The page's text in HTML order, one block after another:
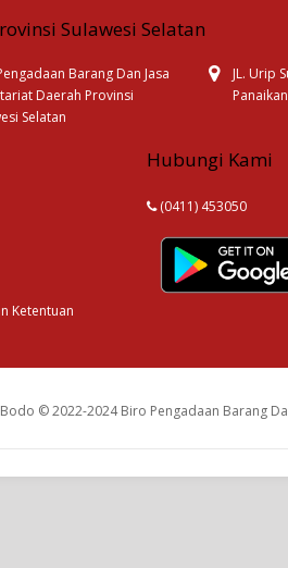
Sulawesi Selatan
Barang Dan Jasa
Daerah Provinsi
Selatan
JL. Urip
Ketentuan
Hubungi Kami
(0411) 453050
© 2022-2024 Biro Pengadaan Barang